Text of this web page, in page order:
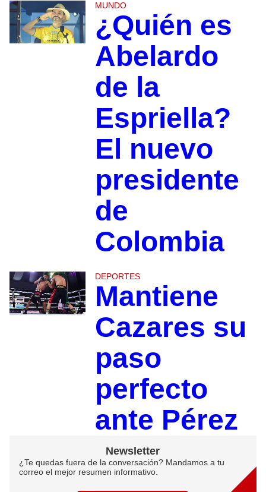
MUNDO
¿Quién es
Abelardo
de la
Espriella?
El nuevo
presidente
de
Colombia
DEPORTES
Mantiene
Cazares su
paso
perfecto
ante Pérez
Newsletter
¿Te quedas fuera de la conversación? Mandamos a tu
correo el mejor resumen informativo.